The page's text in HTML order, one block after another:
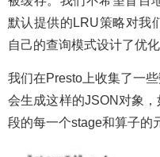
默认提供的LRU策略对我
自己的查询模式设计了优化
我们在Presto上收集了一
会生成这样的JSON对象
段的每一个stage和算子的